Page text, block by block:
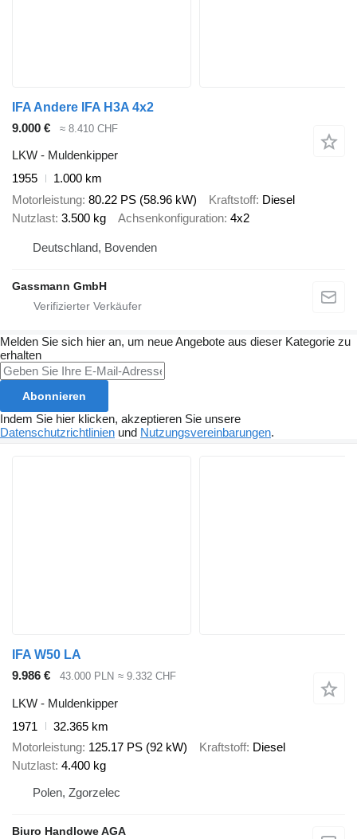
IFA Andere IFA H3A 4x2
9.000 €
≈ 8.410 CHF
LKW - Muldenkipper
1955
1.000 km
Motorleistung 80.22 PS (58.96 kW) Kraftstoff Diesel
Nutzlast 3.500 kg Achsenkonfiguration 4x2
Deutschland, Bovenden
Gassmann GmbH
Melden Sie sich hier an, um neue Angebote aus dieser Kategorie zu
erhalten
Abonnieren
Indem Sie hier klicken, akzeptieren Sie unsere
Datenschutzrichtlinien und Nutzungsvereinbarungen.
IFA W50 LA
9.986 €
43.000 PLN ≈ 9.332 CHF
LKW - Muldenkipper
1971
32.365 km
Motorleistung 125.17 PS (92 kW) Kraftstoff Diesel
Nutzlast 4.400 kg
Polen, Zgorzelec
Biuro Handlowe AGA